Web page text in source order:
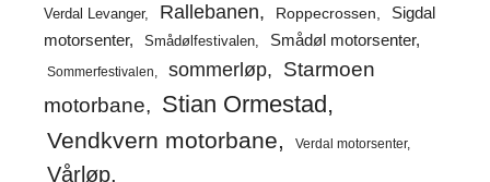
Verdal Levanger
Rallebanen Roppecrossen
Sigdal
motorsenter
Smådølfestivalen Smådøl motorsenter
Sommerfestivalen sommerløp
Starmoen
motorbane
Stian Ormestad
Vendkvern motorbane Verdal motorsenter
Vårløp